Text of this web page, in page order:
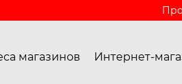
магазинов Интернет-